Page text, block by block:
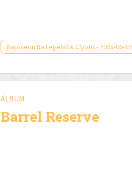
Napoleon Da Legend & Clypto - 2025-06-19
ÁLBUM
Barrel Reserve